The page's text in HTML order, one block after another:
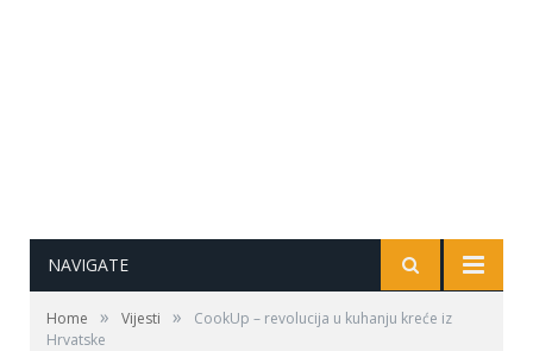
NAVIGATE
Home » Vijesti »
CookUp – revolucija u kuhanju kreće iz
Hrvatske